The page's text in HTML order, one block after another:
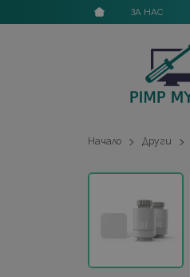
ЗА НАС
Начало Други